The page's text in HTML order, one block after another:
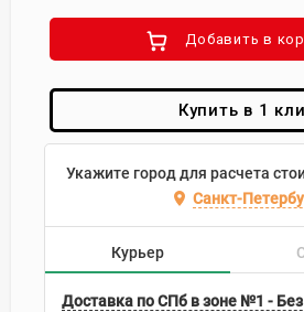
Добавить в
Купить в 1
Укажите город для расчета
Санкт-
Курьер
Доставка по СПб в зоне №1 - Без